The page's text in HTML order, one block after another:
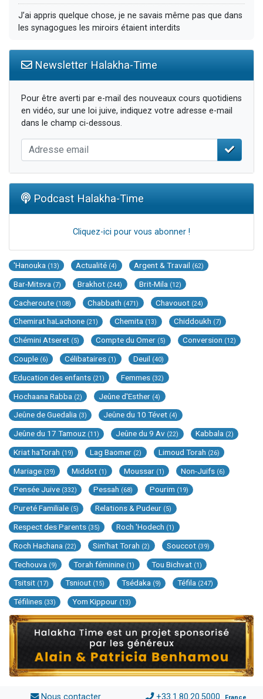
J’ai appris quelque chose, je ne savais même pas que dans
les synagogues les miroirs étaient interdits
Newsletter Halakha-Time
Pour être averti par e-mail des nouveaux cours quotidiens
en vidéo, sur une loi juive, indiquez votre adresse e-mail
dans le champ ci-dessous.
Podcast Halakha-Time
Cliquez-ici pour vous abonner !
'Hanouka (13) Actualité (4) Argent & Travail (62)
Bar-Mitsva (7) Brakhot (244) Brit-Mila (12)
Cacheroute (108) Chabbath (471) Chavouot (24)
Chemirat haLachone (21) Chemita (13) Chiddoukh (7)
Chémini Atseret (5) Compte du Omer (5) Conversion (12)
Couple (6) Célibataires (1) Deuil (40)
Education des enfants (21) Femmes (32)
Hochaana Rabba (2) Jeûne d'Esther (4)
Jeûne de Guedalia (3) Jeûne du 10 Tévet (4)
Jeûne du 17 Tamouz (11) Jeûne du 9 Av (22) Kabbala (2)
Kriat haTorah (19) Lag Baomer (2) Limoud Torah (26)
Mariage (39) Middot (1) Moussar (1) Non-Juifs (6)
Pensée Juive (332) Pessah (68) Pourim (19)
Pureté Familiale (5) Relations & Pudeur (5)
Respect des Parents (35) Roch 'Hodech (1)
Roch Hachana (22) Sim'hat Torah (2) Souccot (39)
Techouva (9) Torah féminine (1) Tou Bichvat (1)
Tsitsit (17) Tsniout (15) Tsédaka (9) Téfila (247)
Téfilines (33) Yom Kippour (13)